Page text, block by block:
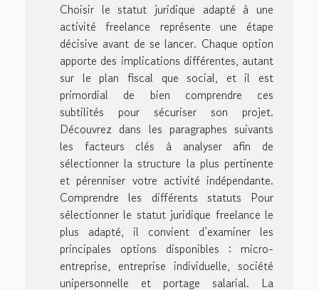
Choisir le statut juridique adapté à une
activité freelance représente une étape
décisive avant de se lancer. Chaque option
apporte des implications différentes, autant
sur le plan fiscal que social, et il est
primordial de bien comprendre ces
subtilités pour sécuriser son projet.
Découvrez dans les paragraphes suivants
les facteurs clés à analyser afin de
sélectionner la structure la plus pertinente
et pérenniser votre activité indépendante.
Comprendre les différents statuts Pour
sélectionner le statut juridique freelance le
plus adapté, il convient d’examiner les
principales options disponibles : micro-
entreprise, entreprise individuelle, société
unipersonnelle et portage salarial. La